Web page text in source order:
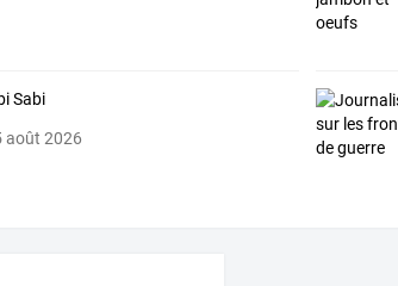
Sabi
août 2026